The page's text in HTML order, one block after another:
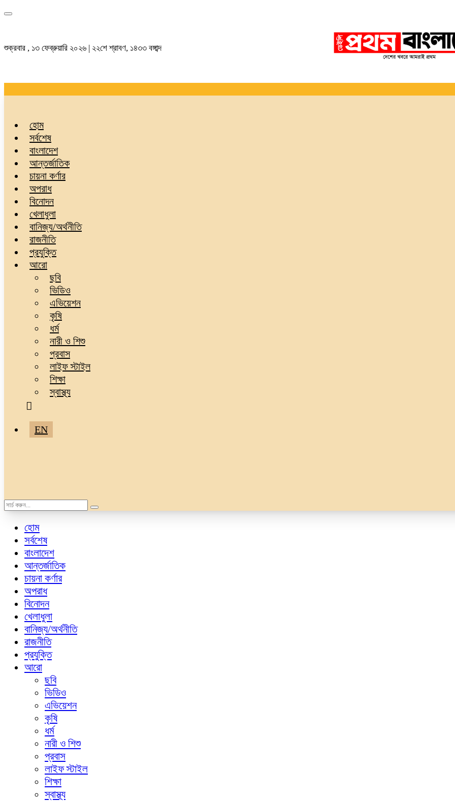
শুক্রবার , ১৩ ফেব্রুয়ারি ২০২৬ | ২২শে শ্রাবণ, ১৪৩৩ বঙ্গাব্দ
হোম
সর্বশেষ
বাংলাদেশ
আন্তর্জাতিক
চায়না কর্ণার
অপরাধ
বিনোদন
খেলাধুলা
বানিজ্য/অর্থনীতি
রাজনীতি
প্রযুক্তি
আরো
ছবি
ভিডিও
এভিয়েশন
কৃষি
ধর্ম
নারী ও শিশু
প্রবাস
লাইফ স্টাইল
শিক্ষা
স্বাস্থ্য
EN
হোম
সর্বশেষ
বাংলাদেশ
আন্তর্জাতিক
চায়না কর্ণার
অপরাধ
বিনোদন
খেলাধুলা
বানিজ্য/অর্থনীতি
রাজনীতি
প্রযুক্তি
আরো
ছবি
ভিডিও
এভিয়েশন
কৃষি
ধর্ম
নারী ও শিশু
প্রবাস
লাইফ স্টাইল
শিক্ষা
স্বাস্থ্য